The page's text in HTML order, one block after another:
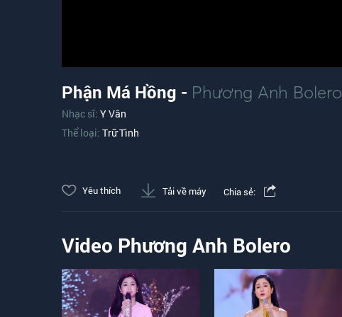
Phận Má Hồng - Phương Anh Bolero
Nhạc sĩ: Y Vân
Thể loại: Trữ Tình
Yêu thích Tải về máy Chia sẻ:
Video Phương Anh Bolero